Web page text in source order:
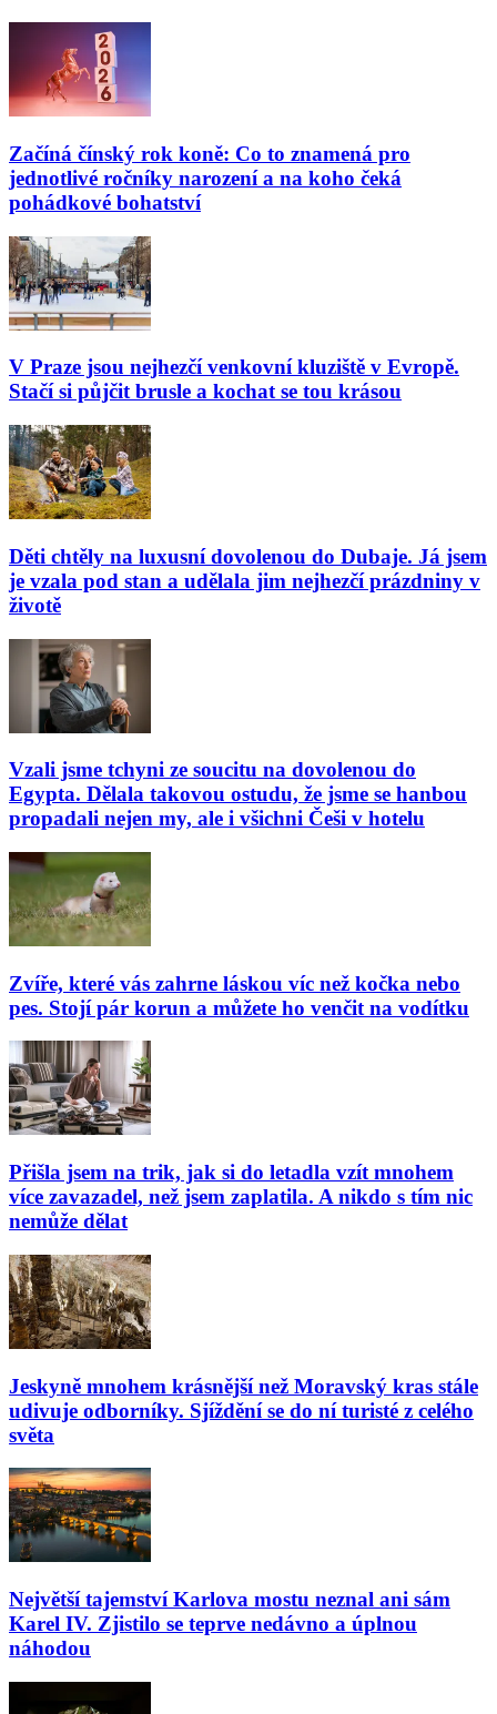
Začíná čínský rok koně: Co to znamená pro
jednotlivé ročníky narození a na koho čeká
pohádkové bohatství
V Praze jsou nejhezčí venkovní kluziště v Evropě.
Stačí si půjčit brusle a kochat se tou krásou
Děti chtěly na luxusní dovolenou do Dubaje. Já jsem
je vzala pod stan a udělala jim nejhezčí prázdniny v
životě
Vzali jsme tchyni ze soucitu na dovolenou do
Egypta. Dělala takovou ostudu, že jsme se hanbou
propadali nejen my, ale i všichni Češi v hotelu
Zvíře, které vás zahrne láskou víc než kočka nebo
pes. Stojí pár korun a můžete ho venčit na vodítku
Přišla jsem na trik, jak si do letadla vzít mnohem
více zavazadel, než jsem zaplatila. A nikdo s tím nic
nemůže dělat
Jeskyně mnohem krásnější než Moravský kras stále
udivuje odborníky. Sjíždění se do ní turisté z celého
světa
Největší tajemství Karlova mostu neznal ani sám
Karel IV. Zjistilo se teprve nedávno a úplnou
náhodou